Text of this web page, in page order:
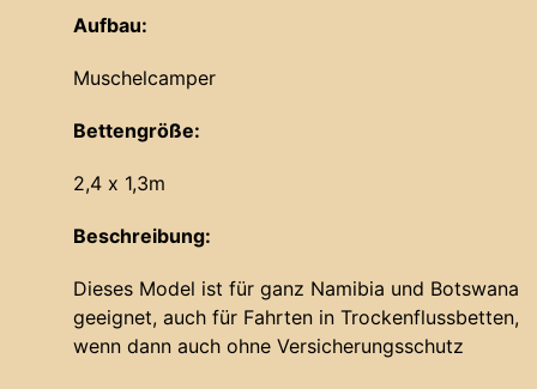
Aufbau:
Muschelcamper
Bettengröße:
2,4 x 1,3m
Beschreibung:
Dieses Model ist für ganz Namibia und Botswana
geeignet, auch für Fahrten in Trockenflussbetten,
wenn dann auch ohne Versicherungsschutz